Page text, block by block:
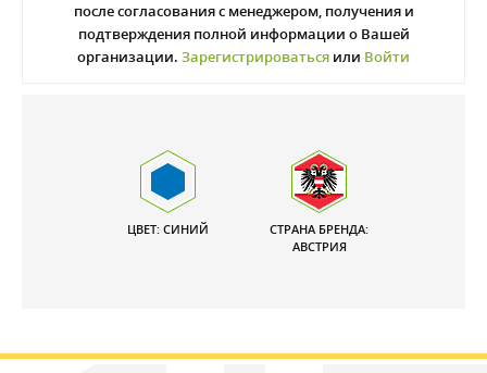
после согласования с менеджером, получения и
подтверждения полной информации о Вашей
организации. Зарегистрироваться или Войти
ЦВЕТ: СИНИЙ
СТРАНА БРЕНДА:
АВСТРИЯ